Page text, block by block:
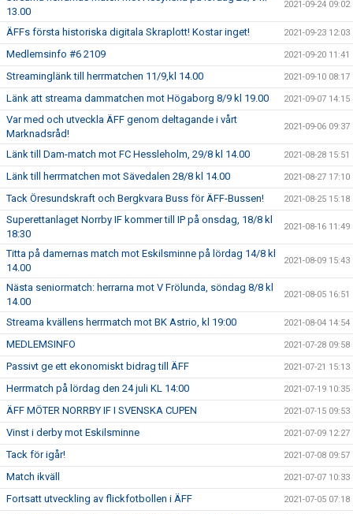
13.00
2021-09-24 09:02
ÄFFs första historiska digitala Skraplott! Kostar inget! 2021-09-23 12:03
Medlemsinfo #6 2109 2021-09-20 11:41
Streaminglänk till herrmatchen 11/9,kl 14.00 2021-09-10 08:17
Länk att streama dammatchen mot Högaborg 8/9 kl 19.00 2021-09-07 14:15
Var med och utveckla ÄFF genom deltagande i vårt
Marknadsråd!
2021-09-06 09:37
Länk till Dam-match mot FC Hessleholm, 29/8 kl 14.00 2021-08-28 15:51
Länk till herrmatchen mot Sävedalen 28/8 kl 14.00 2021-08-27 17:10
Tack Öresundskraft och Bergkvara Buss för ÄFF-Bussen! 2021-08-25 15:18
Superettanlaget Norrby IF kommer till IP på onsdag, 18/8 kl
18:30
2021-08-16 11:49
Titta på damernas match mot Eskilsminne på lördag 14/8 kl
14.00
2021-08-09 15:43
Nästa seniormatch: herrarna mot V Frölunda, söndag 8/8 kl
14.00
2021-08-05 16:51
Streama kvällens herrmatch mot BK Astrio, kl 19:00 2021-08-04 14:54
MEDLEMSINFO 2021-07-28 09:58
Passivt ge ett ekonomiskt bidrag till ÄFF 2021-07-21 15:13
Herrmatch på lördag den 24 juli KL 14:00 2021-07-19 10:35
ÄFF MÖTER NORRBY IF I SVENSKA CUPEN 2021-07-15 09:53
Vinst i derby mot Eskilsminne 2021-07-09 12:27
Tack för igår! 2021-07-08 09:57
Match ikväll 2021-07-07 10:33
Fortsatt utveckling av flickfotbollen i ÄFF 2021-07-05 07:18